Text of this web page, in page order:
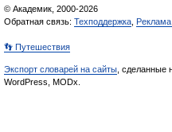
© Академик, 2000-2026
Обратная связь: Техподдержка
👣 Путешествия
Экспорт словарей на сайты , сделанные
WordPress, MODx.